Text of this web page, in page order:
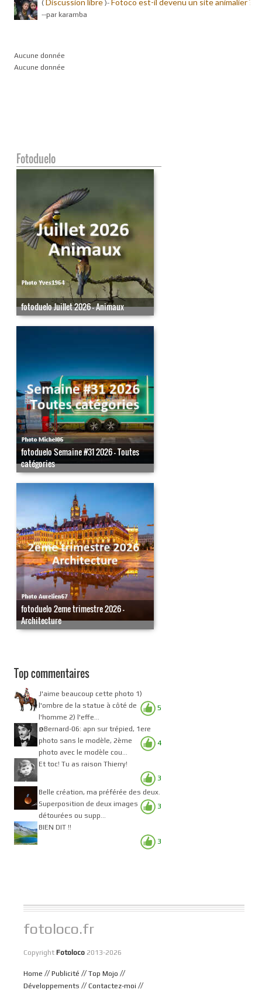
( Discussion libre )- Fotoco est-il devenu un site animalier ?
--par karamba
Aucune donnée
Aucune donnée
Fotoduelo
fotoduelo Juillet 2026 - Animaux
fotoduelo Semaine #31 2026 - Toutes
catégories
fotoduelo 2eme trimestre 2026 -
Architecture
Top commentaires
5
J'aime beaucoup cette photo 1)
l'ombre de la statue à côté de
l'homme 2) l'effe...
4
@Bernard-06: apn sur trépied, 1ere
photo sans le modèle, 2ème
photo avec le modèle cou...
3
Et toc! Tu as raison Thierry!
3
Belle création, ma préférée des deux.
Superposition de deux images
détourées ou supp...
3
BIEN DIT !!
fotoloco.fr
Copyright Fotoloco 2013-2026
Home // Publicité // Top Mojo //
Développements // Contactez-moi //